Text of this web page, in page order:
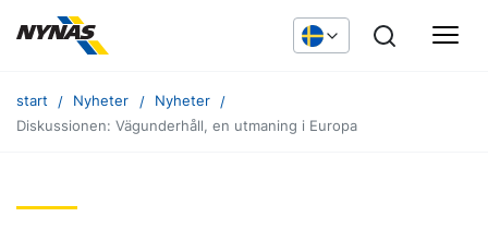
start Nyheter
Nyheter
Diskussionen: Vägunderhåll, en utmaning i Europa